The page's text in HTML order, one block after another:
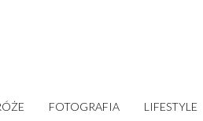
FOTOGRAFIA LIFESTYLE